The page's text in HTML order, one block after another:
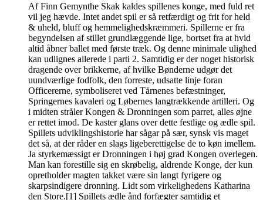
Af Finn Gemynthe Skak kaldes spillenes konge, med fuld ret
vil jeg hævde. Intet andet spil er så retfærdigt og frit for held
& uheld, bluff og hemmelighedskræmmeri. Spillerne er fra
begyndelsen af stillet grundlæggende lige, bortset fra at hvid
altid åbner ballet med første træk. Og denne minimale ulighed
kan udlignes allerede i parti 2. Samtidig er der noget historisk
dragende over brikkerne, af hvilke Bønderne udgør det
uundværlige fodfolk, den forreste, udsatte linje foran
Officererne, symboliseret ved Tårnenes befæstninger,
Springernes kavaleri og Løbernes langtrækkende artilleri. Og
i midten stråler Kongen & Dronningen som parret, alles øjne
er rettet imod. De kaster glans over dette festlige og ædle spil.
Spillets udviklingshistorie har sågar på sær, synsk vis maget
det så, at der råder en slags ligeberettigelse de to køn imellem.
Ja styrkemæssigt er Dronningen i høj grad Kongen overlegen.
Man kan forestille sig en skrøbelig, aldrende Konge, der kun
opretholder magten takket være sin langt fyrigere og
skarpsindigere dronning. Lidt som virkelighedens Katharina
den Store.[1] Spillets ædle ånd forfægter samtidig et